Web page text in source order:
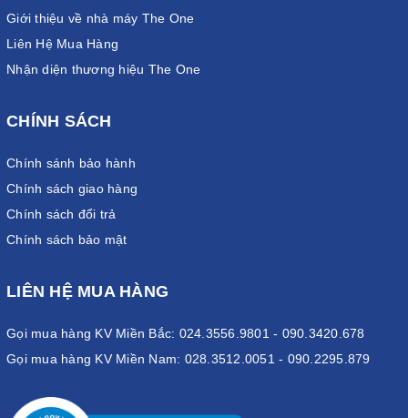
Giới thiệu về nhà máy The One
Liên Hệ Mua Hàng
Nhận diện thương hiệu The One
CHÍNH SÁCH
Chính sánh bảo hành
Chính sách giao hàng
Chính sách đổi trả
Chính sách bảo mật
LIÊN HỆ MUA HÀNG
Gọi mua hàng KV Miền Bắc: 024.3556.9801 - 090.3420.678
Gọi mua hàng KV Miền Nam: 028.3512.0051 - 090.2295.879